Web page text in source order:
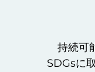
持続可
SDGsに